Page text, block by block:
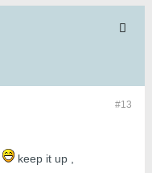
#13
keep it up ,